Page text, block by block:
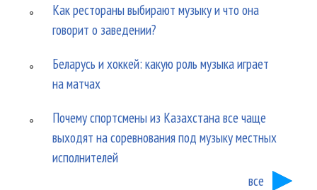
Как рестораны выбирают музыку и что она
говорит о заведении?
Беларусь и хоккей: какую роль музыка играет
на матчах
Почему спортсмены из Казахстана все чаще
выходят на соревнования под музыку местных
исполнителей
все